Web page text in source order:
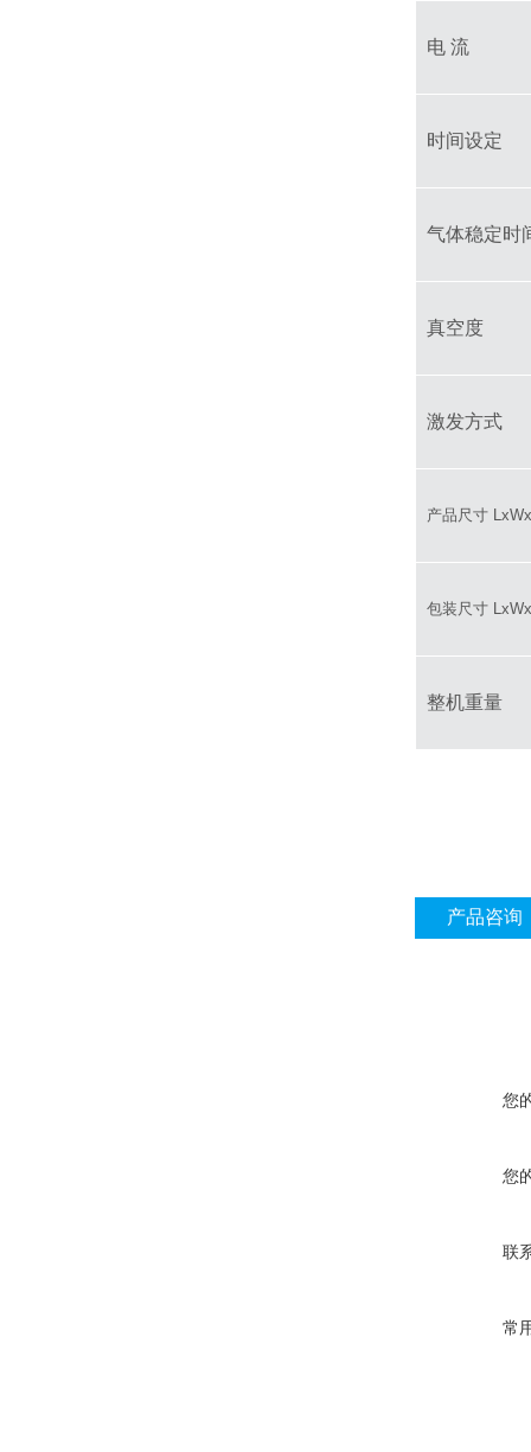
电 流
时间设定
气体稳定时
真空度
激发方式
产品尺寸
包装尺寸
整机重量
产品咨询
您
您
联
常